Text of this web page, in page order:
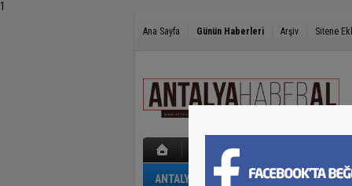
1
Ana Sayfa Günün Haberleri Arşiv Sitene
ANTALYA GÜNCEL POLİS-ADLİYE